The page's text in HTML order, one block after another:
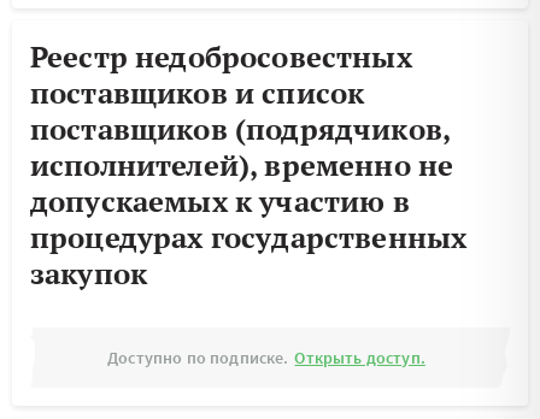
Реестр недобросовестных
поставщиков и список
поставщиков (подрядчиков,
исполнителей), временно не
допускаемых к участию в
процедурах государственных
закупок
Доступно по подписке. Открыть доступ.